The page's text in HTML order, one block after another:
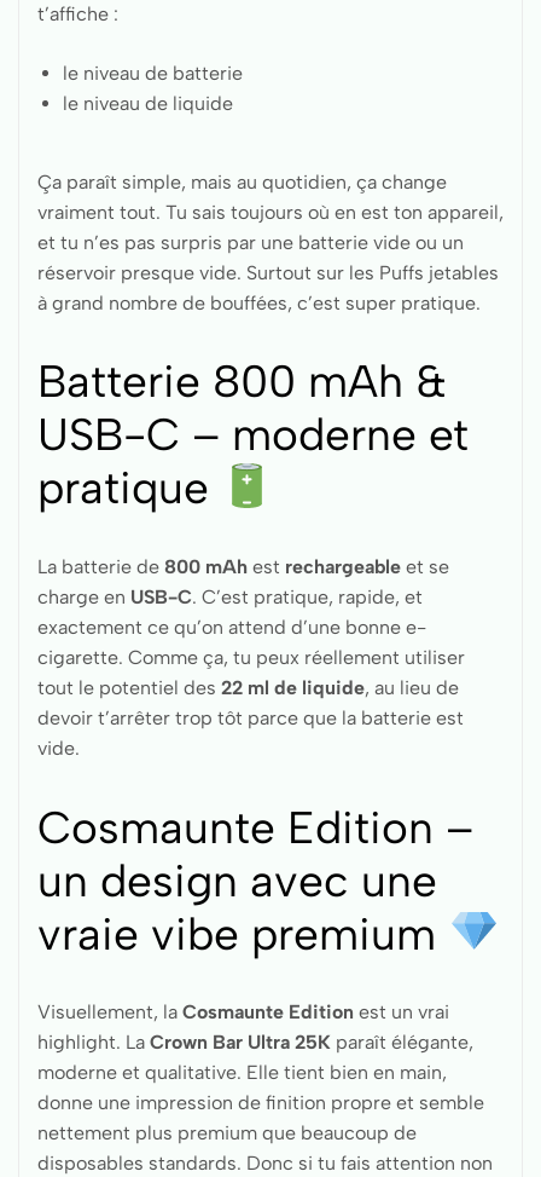
t’affiche :
le niveau de batterie
le niveau de liquide
Ça paraît simple, mais au quotidien, ça change
vraiment tout. Tu sais toujours où en est ton appareil,
et tu n’es pas surpris par une batterie vide ou un
réservoir presque vide. Surtout sur les Puffs jetables
à grand nombre de bouffées, c’est super pratique.
Batterie 800 mAh &
USB-C – moderne et
pratique
La batterie de 800 mAh est rechargeable et se
charge en USB-C. C’est pratique, rapide, et
exactement ce qu’on attend d’une bonne e-
cigarette. Comme ça, tu peux réellement utiliser
tout le potentiel des 22 ml de liquide, au lieu de
devoir t’arrêter trop tôt parce que la batterie est
vide.
Cosmaunte Edition –
un design avec une
vraie vibe premium
Visuellement, la Cosmaunte Edition est un vrai
highlight. La Crown Bar Ultra 25K paraît élégante,
moderne et qualitative. Elle tient bien en main,
donne une impression de finition propre et semble
nettement plus premium que beaucoup de
disposables standards. Donc si tu fais attention non